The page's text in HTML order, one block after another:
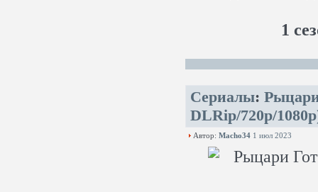
1
Сериалы:
DLRip/720p/
Автор: Macho34 1 июл 2023